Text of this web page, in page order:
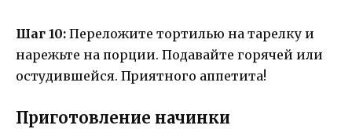
Шаг 10: Переложите тортилью на тарелку и
нарежьте на порции. Подавайте горячей или
остудившейся. Приятного аппетита!
Приготовление начинки